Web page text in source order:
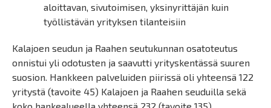
aloittavan, sivutoimisen, yksinyrittäjän kuin
työllistävän yrityksen tilanteisiin
Kalajoen seudun ja Raahen seutukunnan osatoteutus
onnistui yli odotusten ja saavutti yrityskentässä suuren
suosion. Hankkeen palveluiden piirissä oli yhteensä 122
yritystä (tavoite 45) Kalajoen ja Raahen seuduilla sekä